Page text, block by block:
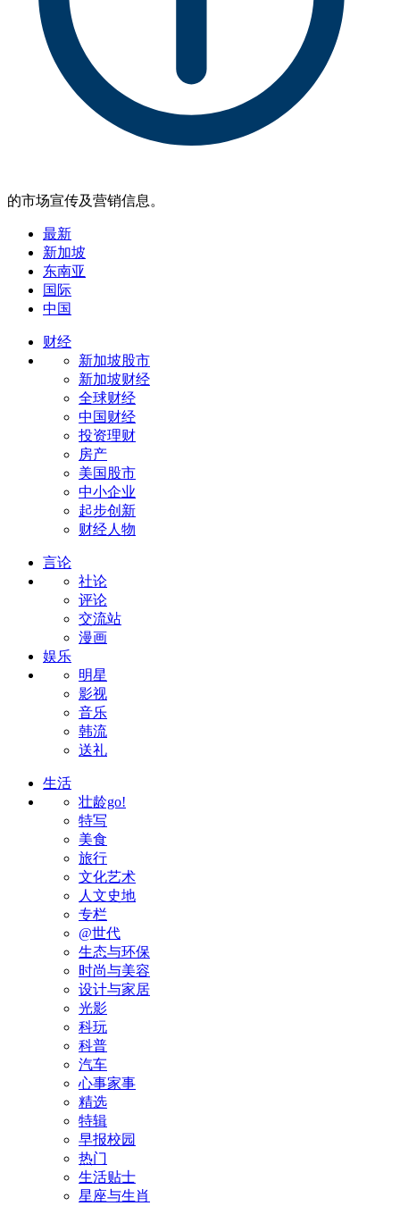
的市场宣传及营销信息。
最新
新加坡
东南亚
国际
中国
财经
新加坡股市
新加坡财经
全球财经
中国财经
投资理财
房产
美国股市
中小企业
起步创新
财经人物
言论
社论
评论
交流站
漫画
娱乐
明星
影视
音乐
韩流
送礼
生活
壮龄go!
特写
美食
旅行
文化艺术
人文史地
专栏
@世代
生态与环保
时尚与美容
设计与家居
光影
科玩
科普
汽车
心事家事
精选
特辑
早报校园
热门
生活贴士
星座与生肖